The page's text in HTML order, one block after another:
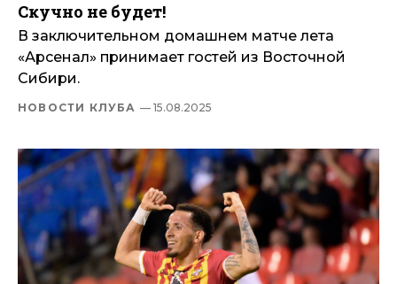
Скучно не будет!
В заключительном домашнем матче лета
«Арсенал» принимает гостей из Восточной
Сибири.
НОВОСТИ КЛУБА — 15.08.2025